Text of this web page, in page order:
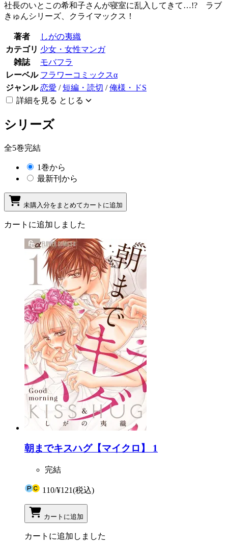
社長のいとこの希和子さんが寝室に乱入してきて…!? ラブ
きゅんシリーズ、クライマックス！
著者
しがの夷織
カテゴリ 少女・女性マンガ
雑誌
モバフラ
レーベル フラワーコミックスα
ジャンル 恋愛 /短編・読切 /俺様・ドS
詳細を見る とじる
シリーズ
全5巻完結
1巻から
最新刊から
未購入分をまとめてカートに追加
カートに追加しました
朝までキスハグ【マイクロ】 1
完結
110/¥121(税込)
カートに追加
カートに追加しました